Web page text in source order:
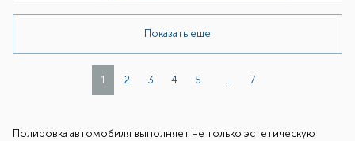
Показать еще
1 2 3 4 5 ... 7
Полировка автомобиля выполняет не только эстетическую